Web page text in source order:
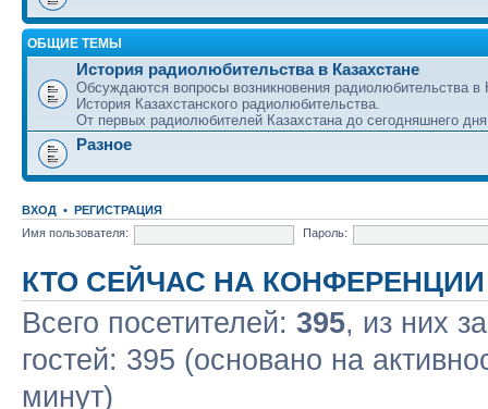
ОБЩИЕ ТЕМЫ
История радиолюбительства в Казахстане
Обсуждаются вопросы возникновения радиолюбительства в
История Казахстанского радиолюбительства.
От первых радиолюбителей Казахстана до сегодняшнего дня
Разное
ВХОД • РЕГИСТРАЦИЯ
Имя пользователя:
Пароль:
КТО СЕЙЧАС НА КОНФЕРЕНЦИИ
Всего посетителей: 395, из них
гостей: 395 (основано на
минут)